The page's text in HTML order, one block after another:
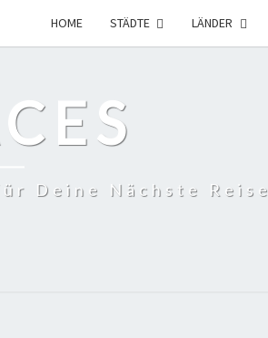
HOME STÄDTE LÄNDER
Deine Nächste Reise